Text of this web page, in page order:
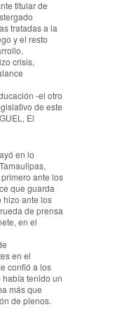
titular de
tratadas a la
y el resto
crisis,
-el otro
de este
El
en lo
ante los
que guarda
hizo ante los
de prensa
en el
en el
confió a los
tenido un
más que
de plenos.